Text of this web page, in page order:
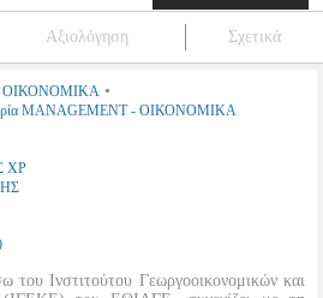
Αξιολόγηση Σχετικά
ΟΙΚΟΝΟΜΙΚΑ •
MANAGEMENT - ΟΙΚΟΝΟΜΙΚΑ
ΧΡ
του Ινστιτούτου Γεωργοοικονομικών και